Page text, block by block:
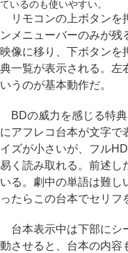
ているのも使いやすい。
リモコンの上ボタンを
ンメニューバーのみが残
映像に移り、下ボタンを
典一覧が表示される。左
いうのが基本動作だ。
BDの威力を感じる特
にアフレコ台本が文字で
イズが小さいが、フル
易く読み取れる。前述し
いる。劇中の単語は難し
ったらこの台本でセリフ
台本表示中は下部にシ
動させると、台本の内容